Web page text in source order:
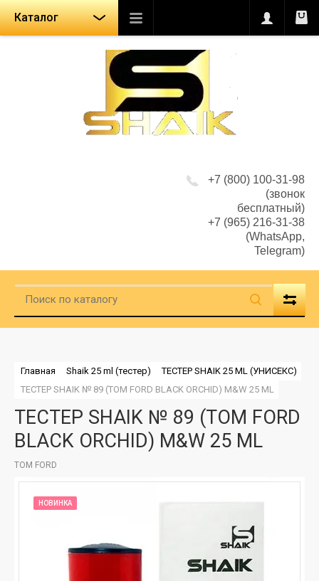
Каталог
+7 (800) 100-31-98
(звонок
бесплатный)
+7 (965) 216-31-38
(WhatsApp,
Telegram)
Главная Shaik 25 ml (тестер)
ТЕСТЕР SHAIK 25 ML (УНИСЕКС)
ТЕСТЕР SHAIK № 89 (TOM FORD BLACK ORCHID) M&W 25 ML
ТЕСТЕР SHAIK № 89 (TOM FORD
BLACK ORCHID) M&W 25 ML
TOM FORD
НОВИНКА